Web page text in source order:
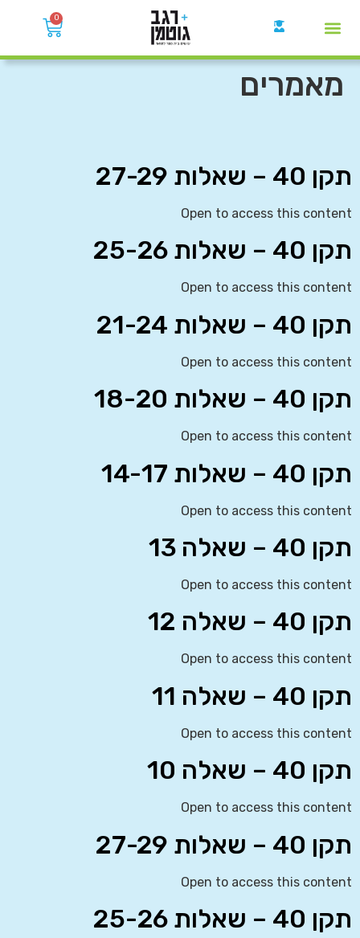
0
מאמרים
תקן 40 – שאלות 27-29
Open to access this content
תקן 40 – שאלות 25-26
Open to access this content
תקן 40 – שאלות 21-24
Open to access this content
תקן 40 – שאלות 18-20
Open to access this content
תקן 40 – שאלות 14-17
Open to access this content
תקן 40 – שאלה 13
Open to access this content
תקן 40 – שאלה 12
Open to access this content
תקן 40 – שאלה 11
Open to access this content
תקן 40 – שאלה 10
Open to access this content
תקן 40 – שאלות 27-29
Open to access this content
תקן 40 – שאלות 25-26